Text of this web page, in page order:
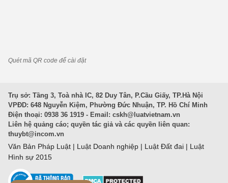
Quét mã QR code để cài đặt
Trụ sở: Tầng 3, Toà nhà IC, 82 Duy Tân, P.Cầu Giấy, TP.Hà Nội
VPĐD: 648 Nguyễn Kiệm, Phường Đức Nhuận, TP. Hồ Chí Minh
Điện thoại: 0938 36 1919 - Email: cskh@luatvietnam.vn
Liên hệ quảng cáo; quyền tác giả và các quyền liên quan:
thuybt@incom.vn
Văn Bản Pháp Luật | Luật Doanh nghiệp | Luật Đất đai | Luật
Hình sự 2015